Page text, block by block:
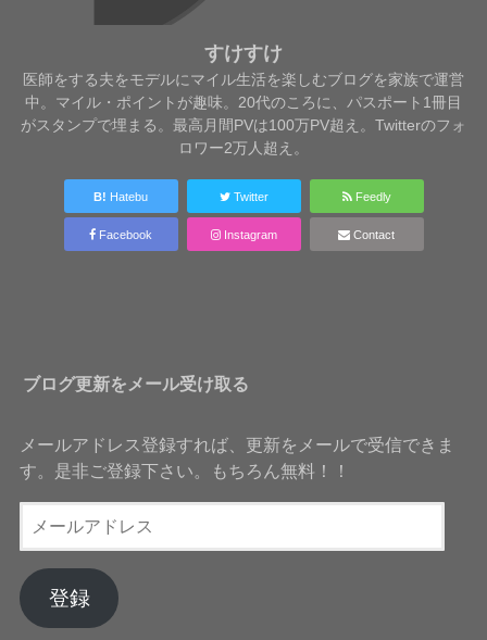
すけすけ
医師をする夫をモデルにマイル生活を楽しむブログを家族で運営
中。マイル・ポイントが趣味。20代のころに、パスポート1冊目
がスタンプで埋まる。最高月間PVは100万PV超え。Twitterのフォ
ロワー2万人超え。
B! Hatebu Twitter Feedly
Facebook Instagram Contact
ブログ更新をメール受け取る
メールアドレス登録すれば、更新をメールで受信できま
す。是非ご登録下さい。もちろん無料！！
ー
ア
ド
登録